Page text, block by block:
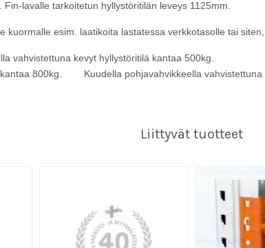
lavalle tarkoitetun hyllystöritilän leveys 1125mm.
kuormalle esim. laatikoita lastatessa verkkotasolle tai
vahvistettuna kevyt hyllystöritilä kantaa 500kg.
kantaa 800kg. Kuudella pohjavahvikkeella vahvistettuna
Liittyvät tuotteet